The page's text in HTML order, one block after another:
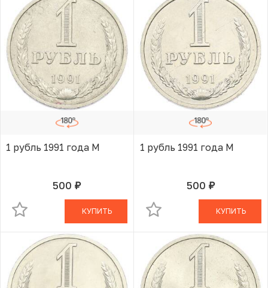
1 рубль 1991 года М
500 руб.В КОРЗИНЕ
КУПИТЬ
1 рубль 1991 года М
500 руб.В КОРЗИНЕ
КУПИТЬ